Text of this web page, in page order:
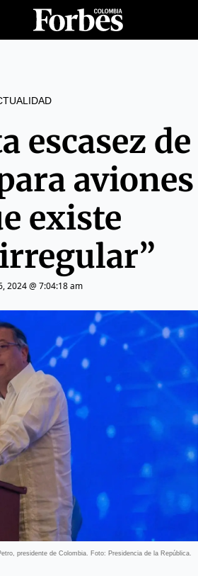
escasez de
aviones
existe
2024 @ 7:04:18 am
presidente de Colombia. Foto: Presidencia de la República.